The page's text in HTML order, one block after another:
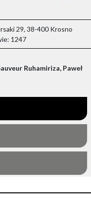
29, 38-400 Krosno
1247
Ruhamiriza, Paweł